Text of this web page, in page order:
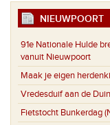
NIEUWPOORT
91e Nationale Hulde
vanuit Nieuwpoort
Maak je eigen
Vredesduif aan de
Fietstocht Bunkerdag